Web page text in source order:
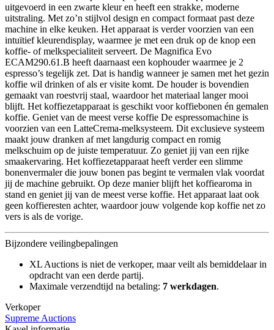
uitgevoerd in een zwarte kleur en heeft een strakke, moderne
uitstraling. Met zo’n stijlvol design en compact formaat past deze
machine in elke keuken. Het apparaat is verder voorzien van een
intuïtief kleurendisplay, waarmee je met een druk op de knop een
koffie- of melkspecialiteit serveert. De Magnifica Evo
ECAM290.61.B heeft daarnaast een kophouder waarmee je 2
espresso’s tegelijk zet. Dat is handig wanneer je samen met het gezin
koffie wil drinken of als er visite komt. De houder is bovendien
gemaakt van roestvrij staal, waardoor het materiaal langer mooi
blijft. Het koffiezetapparaat is geschikt voor koffiebonen én gemalen
koffie. Geniet van de meest verse koffie De espressomachine is
voorzien van een LatteCrema-melksysteem. Dit exclusieve systeem
maakt jouw dranken af met langdurig compact en romig
melkschuim op de juiste temperatuur. Zo geniet jij van een rijke
smaakervaring. Het koffiezetapparaat heeft verder een slimme
bonenvermaler die jouw bonen pas begint te vermalen vlak voordat
jij de machine gebruikt. Op deze manier blijft het koffiearoma in
stand en geniet jij van de meest verse koffie. Het apparaat laat ook
geen koffieresten achter, waardoor jouw volgende kop koffie net zo
vers is als de vorige.
Bijzondere veilingbepalingen
XL Auctions is niet de verkoper, maar veilt als bemiddelaar in
opdracht van een derde partij.
Maximale verzendtijd na betaling: 7 werkdagen.
Verkoper
Supreme Auctions